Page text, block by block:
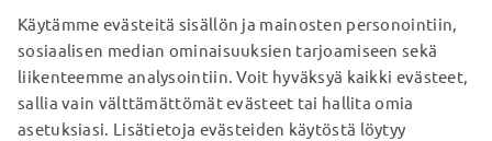
TOIMITUSKUMPPANIMME
© subtel.fi 2026
Kaikki hinnat sisältävät arvonlisäveron, mutta ei
Käytämme evästeitä sisällön ja mainosten personointiin,
sosiaalisen median ominaisuuksien tarjoamiseen sekä
liikenteemme analysointiin. Voit hyväksyä kaikki evästeet,
sallia vain välttämättömät evästeet tai hallita omia
asetuksiasi. Lisätietoja evästeiden käytöstä löytyy